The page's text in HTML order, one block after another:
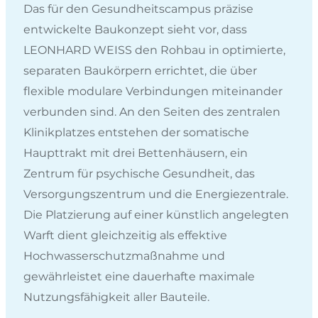
Das für den Gesundheitscampus präzise
entwickelte Baukonzept sieht vor, dass
LEONHARD WEISS den Rohbau in optimierte,
separaten Baukörpern errichtet, die über
flexible modulare Verbindungen miteinander
verbunden sind. An den Seiten des zentralen
Klinikplatzes entstehen der somatische
Haupttrakt mit drei Bettenhäusern, ein
Zentrum für psychische Gesundheit, das
Versorgungszentrum und die Energiezentrale.
Die Platzierung auf einer künstlich angelegten
Warft dient gleichzeitig als effektive
Hochwasserschutzmaßnahme und
gewährleistet eine dauerhafte maximale
Nutzungsfähigkeit aller Bauteile.